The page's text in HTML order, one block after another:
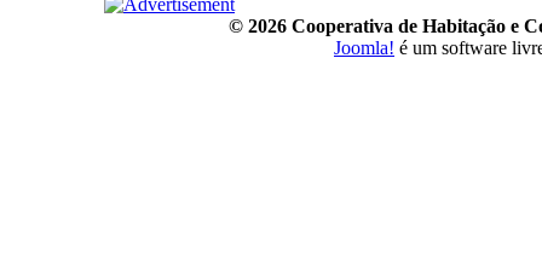
© 2026 Cooperativa de Habitação e
Joomla! é um software